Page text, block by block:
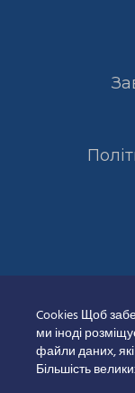
Cookies Щоб
ми іноді
файли даних,
Більшість